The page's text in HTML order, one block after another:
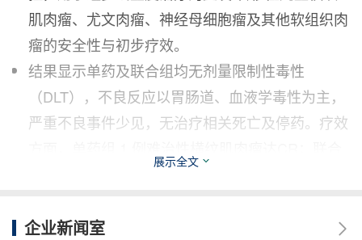
肌肉瘤、尤文肉瘤、神经母细胞瘤及其他软组织肉
瘤的安全性与初步疗效。
结果显示单药及联合组均无剂量限制性毒性
（DLT），不良反应以胃肠道、血液学毒性为主，
严重不良事件少见，无治疗相关死亡及停药。疗效
组客观缓解率（ORR）达 30%、疾病控制率
该方案安全性可控，在儿童相关实体瘤中初步展现
展示全文
企业新闻室